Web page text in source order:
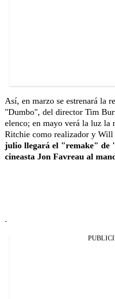
Así, en marzo se estrenará la
"Dumbo", del director Tim
elenco; en mayo verá la luz
Ritchie como realizador y Will
julio llegará el "remake" de
cineasta Jon Favreau al
.